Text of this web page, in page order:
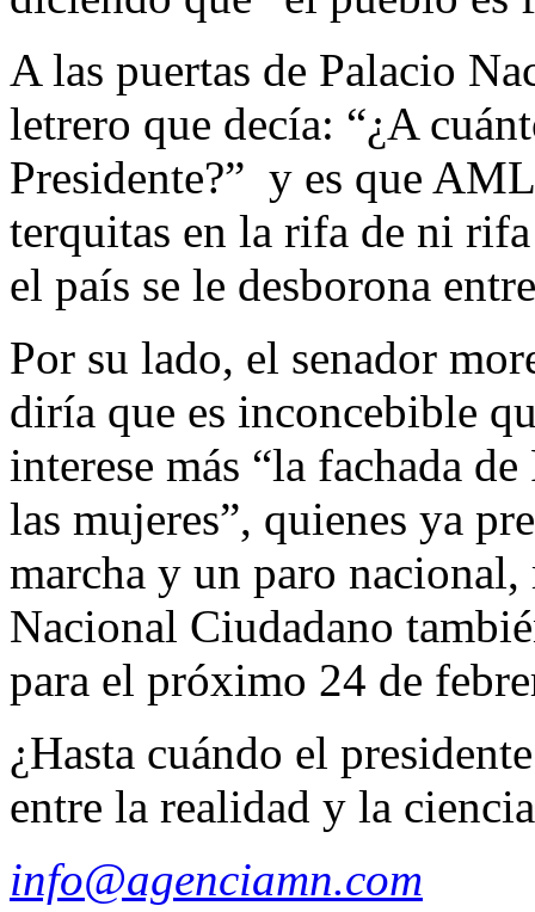
A las puertas de Palacio
letrero que decía: “¿A
Presidente?” y es que
terquitas en la rifa de ni
el país se le desborona
Por su lado, el senador
diría que es inconcebible
interese más “la fachada
las mujeres”, quienes ya
marcha y un paro
Nacional Ciudadano
para el próximo 24 de
¿Hasta cuándo el
entre la realidad y la
info@agenciamn.com